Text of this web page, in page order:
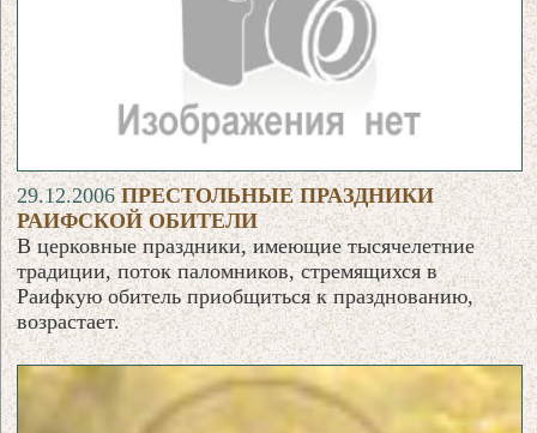
29.12.2006ПРЕСТОЛЬНЫЕ ПРАЗДНИКИ
РАИФСКОЙ ОБИТЕЛИ
В церковные праздники, имеющие тысячелетние
традиции, поток паломников, стремящихся в
Раифкую обитель приобщиться к празднованию,
возрастает.